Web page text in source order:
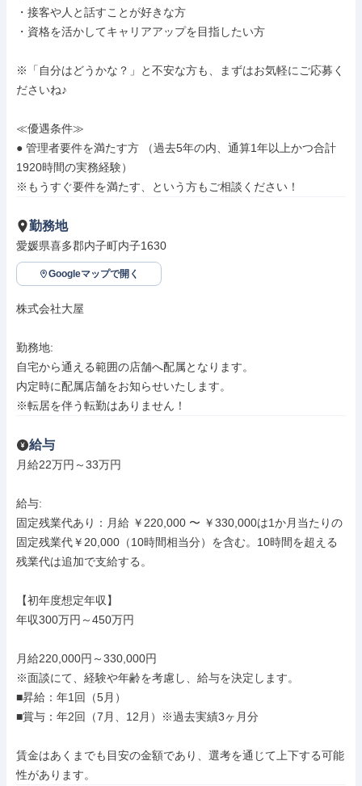
・接客や人と話すことが好きな方
・資格を活かしてキャリアアップを目指したい方
※「自分はどうかな？」と不安な方も、まずはお気軽にご応募く
ださいね♪
≪優遇条件≫
● 管理者要件を満たす方 （過去5年の内、通算1年以上かつ合計
1920時間の実務経験）
※もうすぐ要件を満たす、という方もご相談ください！
勤務地
愛媛県喜多郡内子町内子1630
Googleマップで開く
株式会社大屋
勤務地:
自宅から通える範囲の店舗へ配属となります。
内定時に配属店舗をお知らせいたします。
※転居を伴う転勤はありません！
給与
月給22万円～33万円
給与:
固定残業代あり：月給 ￥220,000 〜 ￥330,000は1か月当たりの
固定残業代￥20,000（10時間相当分）を含む。10時間を超える
残業代は追加で支給する。
【初年度想定年収】
年収300万円～450万円
月給220,000円～330,000円
※面談にて、経験や年齢を考慮し、給与を決定します。
■昇給：年1回（5月）
■賞与：年2回（7月、12月）※過去実績3ヶ月分
賃金はあくまでも目安の金額であり、選考を通じて上下する可能
性があります。